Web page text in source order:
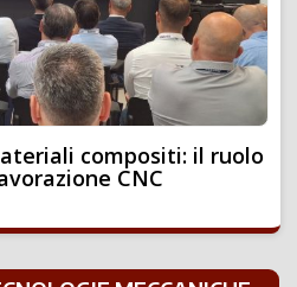
compositi: il ruolo
CNC